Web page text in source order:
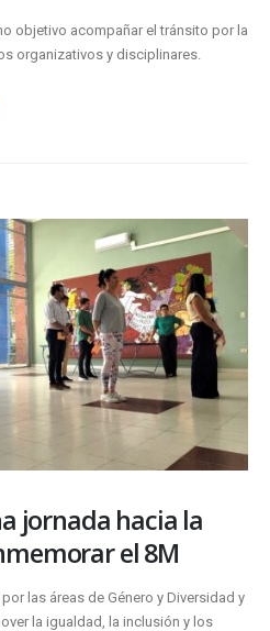
objetivo acompañar el tránsito por la
organizativos y disciplinares.
jornada hacia la
el 8M
las áreas de Género y Diversidad y
la igualdad, la inclusión y los